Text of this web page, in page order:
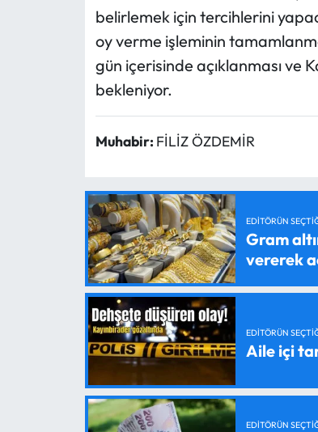
belirlemek için tercihlerini
oy verme işleminin
gün içerisinde açıklanması ve
bekleniyor.
Muhabir: FİLİZ ÖZDEMİR
EDITÖRÜN
Gram
vererek
EDITÖRÜN
Aile içi
EDITÖRÜN